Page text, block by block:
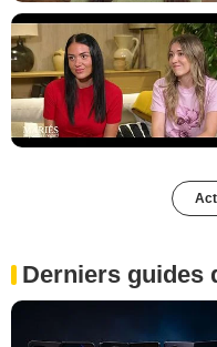
Derniers guides